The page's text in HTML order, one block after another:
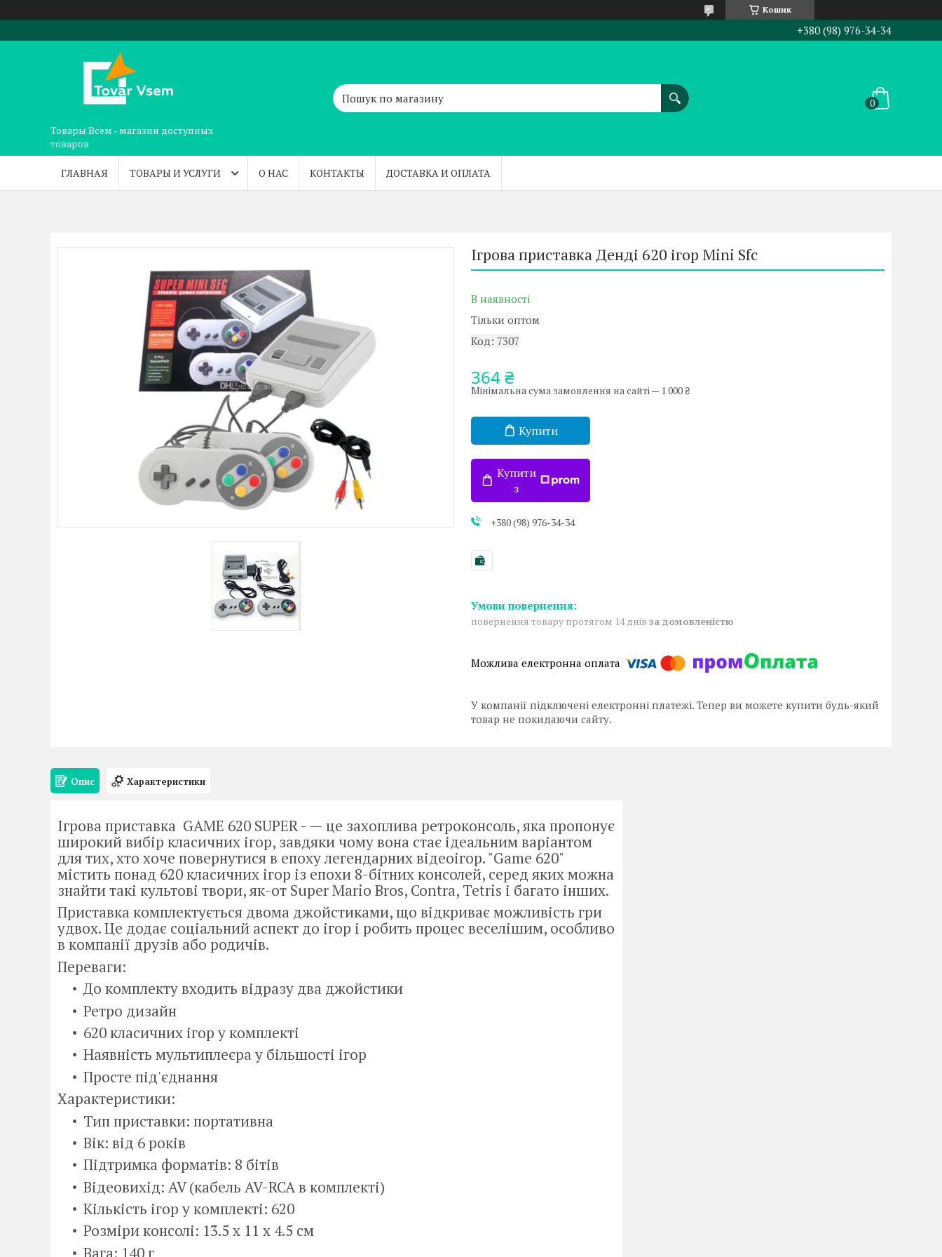
Кошик
+380 (98) 976-34-34
Товары Всем - магазин доступных
товаров
ГЛАВНАЯ ТОВАРЫ И УСЛУГИ О НАС КОНТАКТЫ ДОСТАВКА И ОПЛАТА
Ігрова приставка Денді 620 ігор Mini Sfc
В наявності
Тільки оптом
Код: 7307
364 ₴
Мінімальна сума замовлення на сайті — 1 000 ₴
Купити
Купити
з
+380 (98) 976-34-34
повернення товару протягом 14 днів за домовленістю
У компанії підключені електронні платежі. Тепер ви можете купити будь-який
товар не покидаючи сайту.
Опис Характеристики
Ігрова приставка GAME 620 SUPER - — це захоплива ретроконсоль, яка пропонує
широкий вибір класичних ігор, завдяки чому вона стає ідеальним варіантом
для тих, хто хоче повернутися в епоху легендарних відеоігор. "Game 620"
містить понад 620 класичних ігор із епохи 8-бітних консолей, серед яких можна
знайти такі культові твори, як-от Super Mario Bros, Contra, Tetris і багато інших.
Приставка комплектується двома джойстиками, що відкриває можливість гри
удвох. Це додає соціальний аспект до ігор і робить процес веселішим, особливо
в компанії друзів або родичів.
Переваги:
До комплекту входить відразу два джойстики
Ретро дизайн
620 класичних ігор у комплекті
Наявність мультиплеєра у більшості ігор
Просте під'єднання
Характеристики:
Тип приставки: портативна
Вік: від 6 років
Підтримка форматів: 8 бітів
Відеовихід: AV (кабель AV-RCA в комплекті)
Кількість ігор у комплекті: 620
Розміри консолі: 13.5 х 11 х 4.5 см
Вага: 140 г